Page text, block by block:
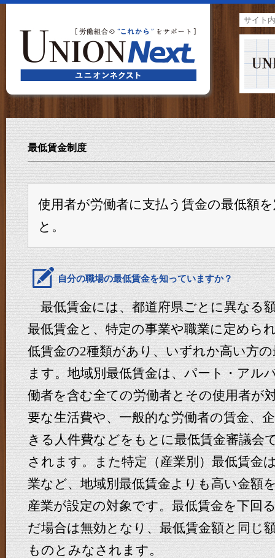
最低賃金制度
使用者が労働者に支払う賃金の最低額
と。
自分の職場の最低賃金を知っていますか？
最低賃金には、都道府県ごとに異なる
最低賃金と、特定の事業や職業に定めら
低賃金の2種類があり、いずれか高い方
ます。地域別最低賃金は、パート・アル
働者を含む全ての労働者とその使用者が
要な生活費や、一般的な労働者の賃金、
きる人件費などをもとに最低賃金審議会
されます。また特定（産業別）最低賃金
業など、地域別最低賃金よりも高い金額
産業が設定の対象です。最低賃金を下回
だ場合は無効となり、最低賃金額と同じ
ものとみなされます。